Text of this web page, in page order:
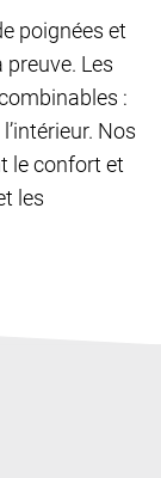
poignées et
Les
:
Nos
le confort et
les